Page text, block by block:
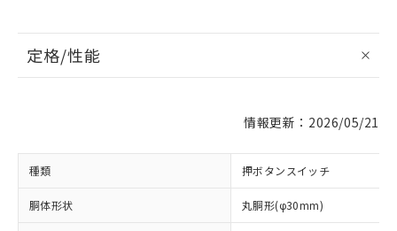
定格/性能
情報更新：2026/05/21
種類 押ボタンスイッチ
胴体形状 丸胴形(φ30mm)